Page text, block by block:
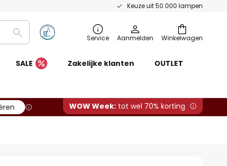
Keuze uit 50.000 lampen
Winkelwagen
Zoeken Service Aanmelden
SALE Zakelijke klanten OUTLET
WOW Week: tot wel 70% korting